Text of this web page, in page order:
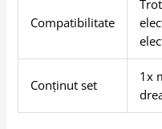
Compatibilitate
Conținut set
1x